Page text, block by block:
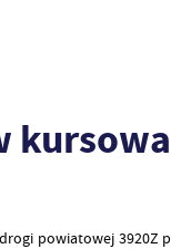
powiatowej 3920Z